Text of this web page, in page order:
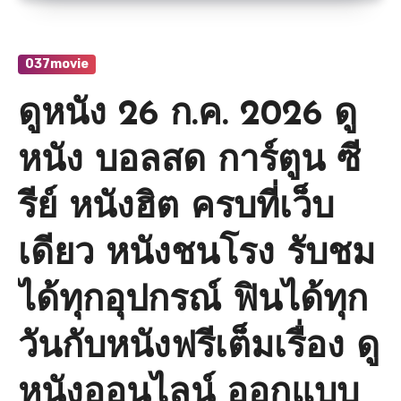
037movie
ดูหนัง 26 ก.ค. 2026 ดู
หนัง บอลสด การ์ตูน ซี
รีย์ หนังฮิต ครบที่เว็บ
เดียว หนังชนโรง รับชม
ได้ทุกอุปกรณ์ ฟินได้ทุก
วันกับหนังฟรีเต็มเรื่อง ดู